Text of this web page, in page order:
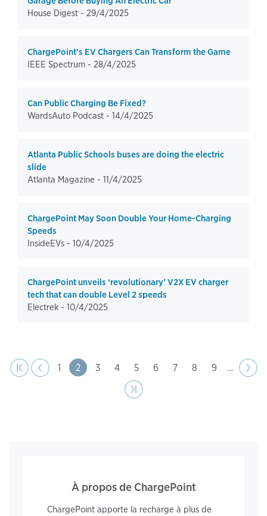
House Digest - 29/4/2025
ChargePoint’s EV Chargers Can Transform the Game
IEEE Spectrum - 28/4/2025
Can Public Charging Be Fixed?
WardsAuto Podcast - 14/4/2025
Atlanta Public Schools buses are doing the electric
slide
Atlanta Magazine - 11/4/2025
ChargePoint May Soon Double Your Home-Charging
Speeds
InsideEVs - 10/4/2025
ChargePoint unveils ‘revolutionary’ V2X EV charger
tech that can double Level 2 speeds
Electrek - 10/4/2025
Pagination
|‹
Previous
‹‹
Page
1 Page
2 Page
3 Page
4 Page
5 Page
6 Page
7 Page
8 Page
9 …
Next
››
Last page
›|
À propos de ChargePoint
ChargePoint apporte la recharge à plus de